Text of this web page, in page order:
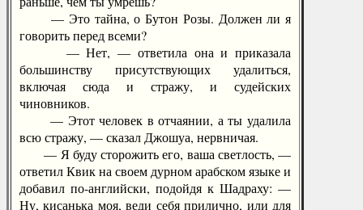
— Это тайна, о Бутон Розы. Должен ли я
говорить перед всеми?
— Нет, — ответила она и приказала
большинству присутствующих удалиться,
включая сюда и стражу, и судейских
чиновников.
— Этот человек в отчаянии, а ты удалила
всю стражу, — сказал Джошуа, нервничая.
— Я буду сторожить его, ваша светлость, —
ответил Квик на своем дурном арабском языке и
добавил по-английски, подойдя к Шадраху: —
Ну, кисанька моя, веди себя прилично, или для